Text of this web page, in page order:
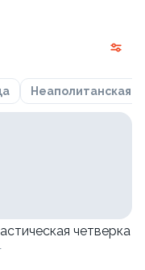
Неаполитанская
четверка